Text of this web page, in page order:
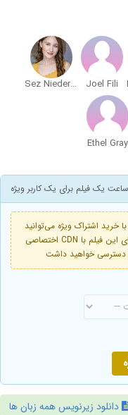
Joel Fili
Sez Niederer
Ethel Gray
خرید اشتراک ویژه می‌توانید
هر 2 ساعت یک‌بار درخواست همگام‌سازی لینک‌های این فیلم با CDN اختصاصی
دسترسی خواهید داشت
دانلود زیرنویس همه زبان ها